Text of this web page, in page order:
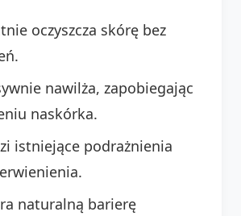
oczyszcza skórę bez
nawilża, zapobiegając
naskórka.
istniejące podrażnienia
naturalną barierę